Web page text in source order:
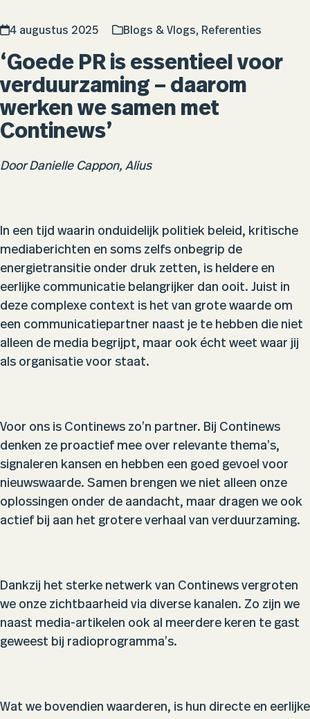
4 augustus 2025 Blogs & Vlogs, Referenties
‘Goede PR is essentieel voor
verduurzaming – daarom
werken we samen met
Continews’
Door Danielle Cappon, Alius
In een tijd waarin onduidelijk politiek beleid, kritische
mediaberichten en soms zelfs onbegrip de
energietransitie onder druk zetten, is heldere en
eerlijke communicatie belangrijker dan ooit. Juist in
deze complexe context is het van grote waarde om
een communicatiepartner naast je te hebben die niet
alleen de media begrijpt, maar ook écht weet waar jij
als organisatie voor staat.
Voor ons is Continews zo’n partner. Bij Continews
denken ze proactief mee over relevante thema’s,
signaleren kansen en hebben een goed gevoel voor
nieuwswaarde. Samen brengen we niet alleen onze
oplossingen onder de aandacht, maar dragen we ook
actief bij aan het grotere verhaal van verduurzaming.
Dankzij het sterke netwerk van Continews vergroten
we onze zichtbaarheid via diverse kanalen. Zo zijn we
naast media-artikelen ook al meerdere keren te gast
geweest bij radioprogramma’s.
Wat we bovendien waarderen, is hun directe en eerlijke